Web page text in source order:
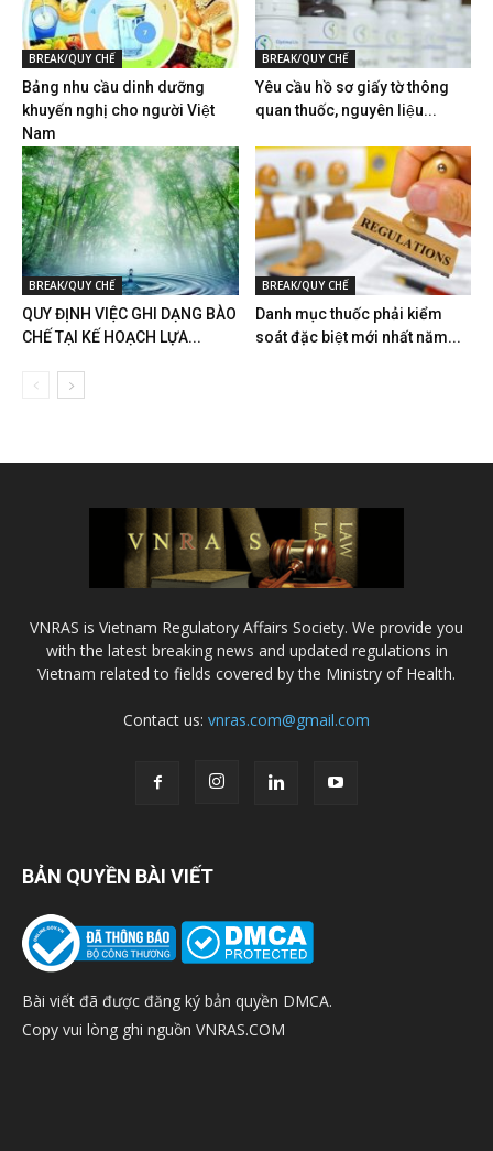
BREAK/QUY CHẾ
Bảng nhu cầu dinh dưỡng
khuyến nghị cho người Việt
Nam
BREAK/QUY CHẾ
Yêu cầu hồ sơ giấy tờ thông
quan thuốc, nguyên liệu...
BREAK/QUY CHẾ
QUY ĐỊNH VIỆC GHI DẠNG BÀO
CHẾ TẠI KẾ HOẠCH LỰA...
BREAK/QUY CHẾ
Danh mục thuốc phải kiểm
soát đặc biệt mới nhất năm...
VNRAS is Vietnam Regulatory Affairs Society. We provide you
with the latest breaking news and updated regulations in
Vietnam related to fields covered by the Ministry of Health.
Contact us: vnras.com@gmail.com
BẢN QUYỀN BÀI VIẾT
Bài viết đã được đăng ký bản quyền DMCA.
Copy vui lòng ghi nguồn VNRAS.COM